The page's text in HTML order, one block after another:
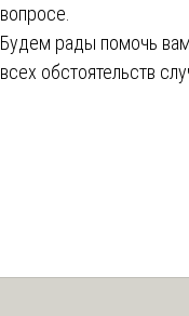
вопросе.
Будем рады помочь вам
всех обстоятельств